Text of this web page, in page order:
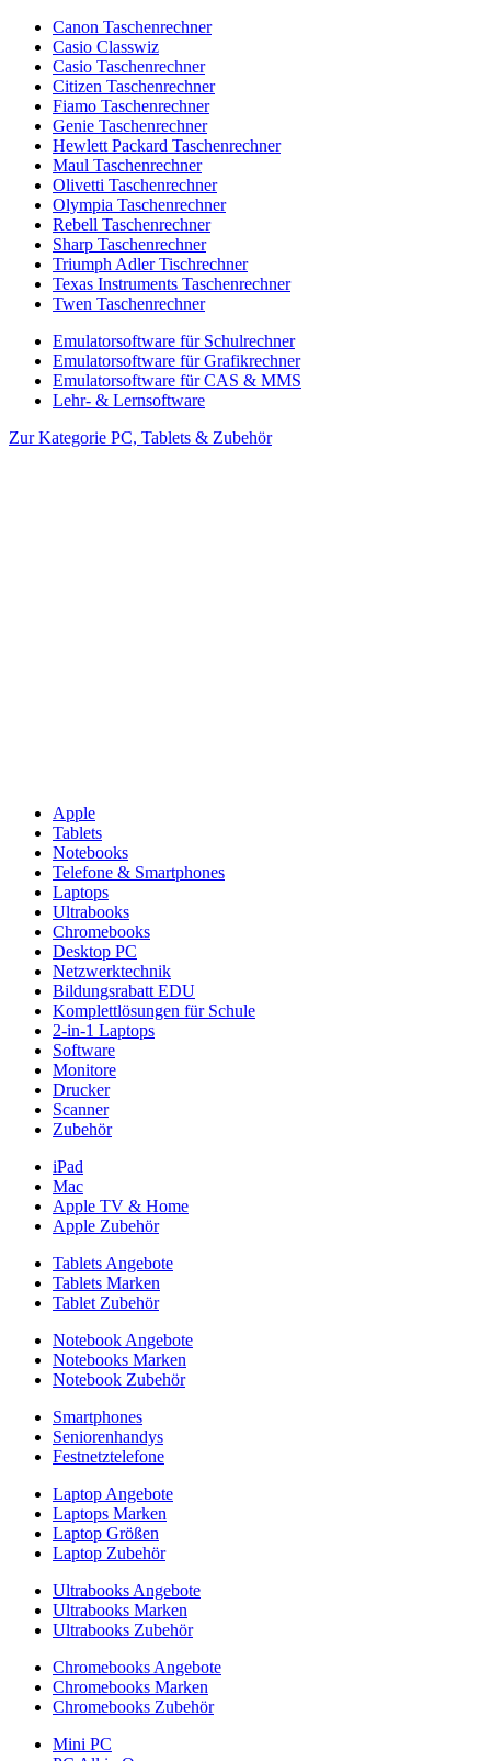
Canon Taschenrechner
Casio Classwiz
Casio Taschenrechner
Citizen Taschenrechner
Fiamo Taschenrechner
Genie Taschenrechner
Hewlett Packard Taschenrechner
Maul Taschenrechner
Olivetti Taschenrechner
Olympia Taschenrechner
Rebell Taschenrechner
Sharp Taschenrechner
Triumph Adler Tischrechner
Texas Instruments Taschenrechner
Twen Taschenrechner
Emulatorsoftware für Schulrechner
Emulatorsoftware für Grafikrechner
Emulatorsoftware für CAS & MMS
Lehr- & Lernsoftware
Zur Kategorie PC, Tablets & Zubehör
Apple
Tablets
Notebooks
Telefone & Smartphones
Laptops
Ultrabooks
Chromebooks
Desktop PC
Netzwerktechnik
Bildungsrabatt EDU
Komplettlösungen für Schule
2-in-1 Laptops
Software
Monitore
Drucker
Scanner
Zubehör
iPad
Mac
Apple TV & Home
Apple Zubehör
Tablets Angebote
Tablets Marken
Tablet Zubehör
Notebook Angebote
Notebooks Marken
Notebook Zubehör
Smartphones
Seniorenhandys
Festnetztelefone
Laptop Angebote
Laptops Marken
Laptop Größen
Laptop Zubehör
Ultrabooks Angebote
Ultrabooks Marken
Ultrabooks Zubehör
Chromebooks Angebote
Chromebooks Marken
Chromebooks Zubehör
Mini PC